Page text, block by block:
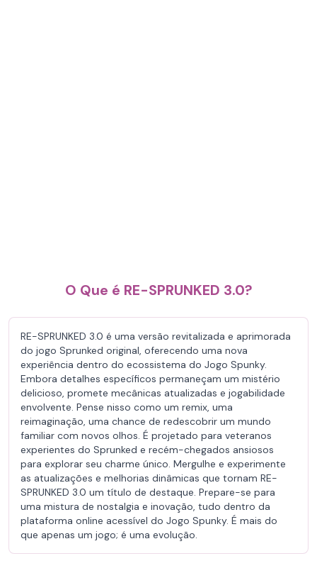
O Que é RE-SPRUNKED 3.0?
RE-SPRUNKED 3.0 é uma versão revitalizada e aprimorada
do jogo Sprunked original, oferecendo uma nova
experiência dentro do ecossistema do Jogo Spunky.
Embora detalhes específicos permaneçam um mistério
delicioso, promete mecânicas atualizadas e jogabilidade
envolvente. Pense nisso como um remix, uma
reimaginação, uma chance de redescobrir um mundo
familiar com novos olhos. É projetado para veteranos
experientes do Sprunked e recém-chegados ansiosos
para explorar seu charme único. Mergulhe e experimente
as atualizações e melhorias dinâmicas que tornam RE-
SPRUNKED 3.0 um título de destaque. Prepare-se para
uma mistura de nostalgia e inovação, tudo dentro da
plataforma online acessível do Jogo Spunky. É mais do
que apenas um jogo; é uma evolução.